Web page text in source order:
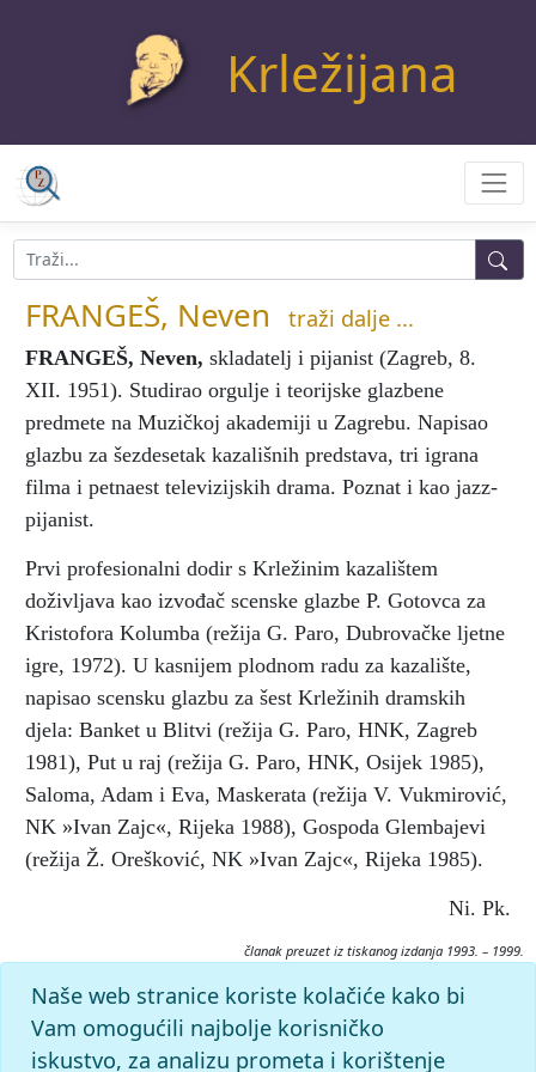
Krležijana
FRANGEŠ, Neven traži dalje ...
FRANGEŠ, Neven, skladatelj i pijanist (Zagreb, 8.
XII. 1951). Studirao orgulje i teorijske glazbene
predmete na Muzičkoj akademiji u Zagrebu. Napisao
glazbu za šezdesetak kazališnih predstava, tri igrana
filma i petnaest televizijskih drama. Poznat i kao jazz-
pijanist.
Prvi profesionalni dodir s Krležinim kazalištem
doživljava kao izvođač scenske glazbe P. Gotovca za
Kristofora Kolumba (režija G. Paro, Dubrovačke ljetne
igre, 1972). U kasnijem plodnom radu za kazalište,
napisao scensku glazbu za šest Krležinih dramskih
djela: Banket u Blitvi (režija G. Paro, HNK, Zagreb
1981), Put u raj (režija G. Paro, HNK, Osijek 1985),
Saloma, Adam i Eva, Maskerata (režija V. Vukmirović,
NK »Ivan Zajc«, Rijeka 1988), Gospoda Glembajevi
(režija Ž. Orešković, NK »Ivan Zajc«, Rijeka 1985).
Ni. Pk.
članak preuzet iz tiskanog izdanja 1993. – 1999.
Citiranje:
FRANGEŠ, Neven.Krležijana (1993–99), mrežno izdanje.
Leksikografski zavod Miroslav Krleža, 2026. Pristupljeno
8.8.2026. <https://krlezijana.lzmk.hr/clanak/franges-neven>.
Naše web stranice koriste kolačiće kako bi
Vam omogućili najbolje korisničko
iskustvo, za analizu prometa i korištenje